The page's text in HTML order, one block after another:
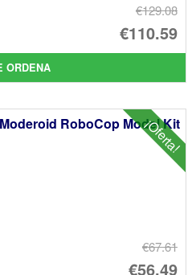
€129.08
El
€110.59
El
ORDENA
¡Oferta!
Moderoid RoboCop Model Kit
€67.61
El
€56.49